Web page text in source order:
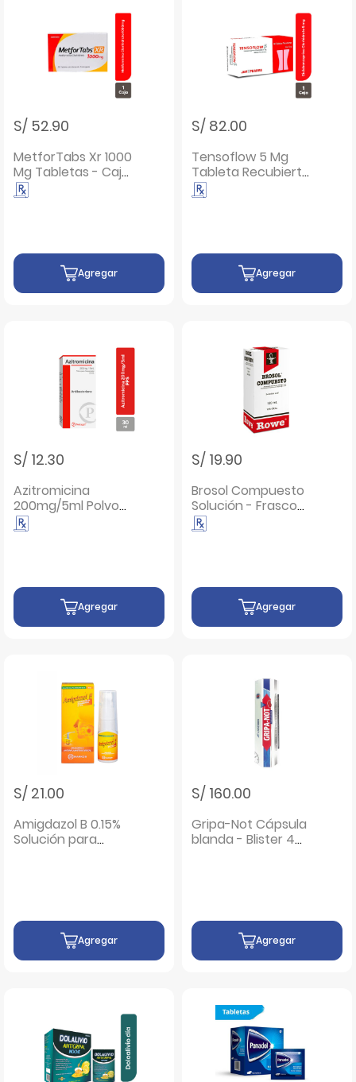
S/ 52.90
MetforTabs Xr 1000
Mg Tabletas - Caja
30 UN
Agregar
S/ 82.00
Tensoflow 5 Mg
Tableta Recubierta
- Caja 30 UN
Agregar
S/ 12.30
Azitromicina
200mg/5ml Polvo
para Suspensión
Oral - Frasco 30 ML
Agregar
S/ 19.90
Brosol Compuesto
Solución - Frasco
120 ML
Agregar
S/ 21.00
Amigdazol B 0.15%
Solución para
Agregar
S/ 160.00
Gripa-Not Cápsula
blanda - Blister 4
Agregar